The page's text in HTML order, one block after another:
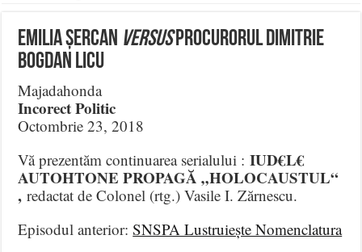
Emilia Șercan versusProcurorul Dimitrie
Bogdan Licu
Majadahonda
Incorect Politic
Octombrie 23, 2018
Vă prezentăm continuarea serialului : IUD€L€
AUTOHTONE PROPAGĂ „HOLOCAUSTUL“
, redactat de Colonel (rtg.) Vasile I. Zărnescu.
Episodul anterior:SNSPA Lustruiește Nomenclatura